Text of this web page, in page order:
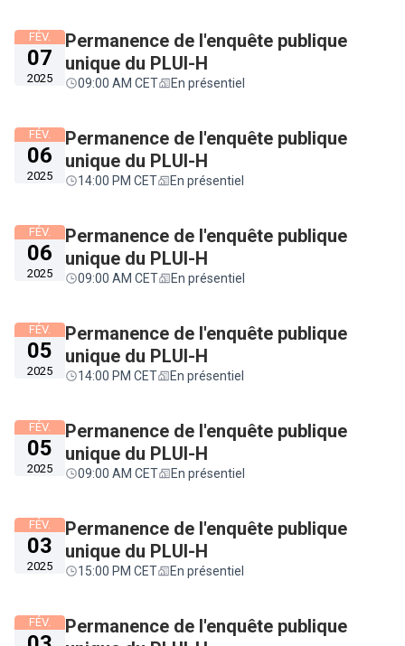
FÉV.
07
2025
Permanence de l'enquête publique
unique du PLUI-H
09:00 AM CET En présentiel
FÉV.
06
2025
Permanence de l'enquête publique
unique du PLUI-H
14:00 PM CET En présentiel
FÉV.
06
2025
Permanence de l'enquête publique
unique du PLUI-H
09:00 AM CET En présentiel
FÉV.
05
2025
Permanence de l'enquête publique
unique du PLUI-H
14:00 PM CET En présentiel
FÉV.
05
2025
Permanence de l'enquête publique
unique du PLUI-H
09:00 AM CET En présentiel
FÉV.
03
2025
Permanence de l'enquête publique
unique du PLUI-H
15:00 PM CET En présentiel
FÉV.
Permanence de l'enquête publique